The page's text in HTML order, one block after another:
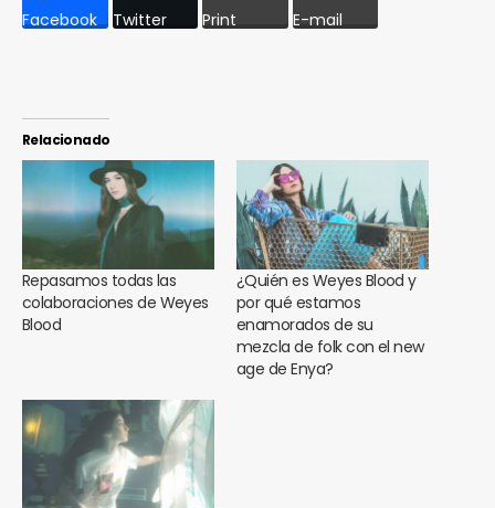
Facebook Twitter Print E-mail
Relacionado
Repasamos todas las
colaboraciones de Weyes
Blood
¿Quién es Weyes Blood y
por qué estamos
enamorados de su
mezcla de folk con el new
age de Enya?